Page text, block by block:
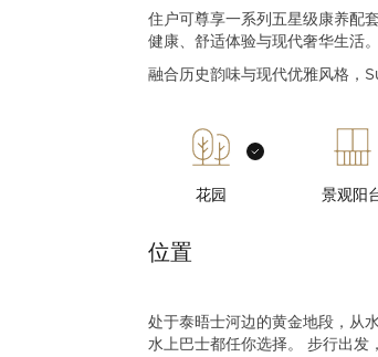
住户可尊享一系列五星级康养配
健康、舒适体验与现代奢华生活
融合历史韵味与现代优雅风格，
花园 景观阳
位置
处于泰晤士河边的黄金地段，从
水上巴士都任你选择。 步行出发